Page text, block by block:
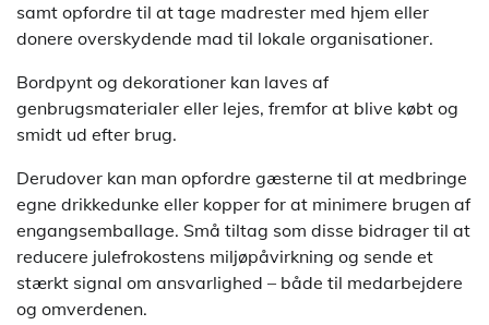
samt opfordre til at tage madrester med hjem eller
donere overskydende mad til lokale organisationer.
Bordpynt og dekorationer kan laves af
genbrugsmaterialer eller lejes, fremfor at blive købt og
smidt ud efter brug.
Derudover kan man opfordre gæsterne til at medbringe
egne drikkedunke eller kopper for at minimere brugen af
engangsemballage. Små tiltag som disse bidrager til at
reducere julefrokostens miljøpåvirkning og sende et
stærkt signal om ansvarlighed – både til medarbejdere
og omverdenen.